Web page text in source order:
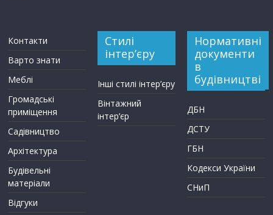
Контакти
Варто знати
Меблі
Громадські
приміщення
Садівництво
Архітектура
Будівельні
матеріали
Відгуки
Стилі
інтер’єру
Інші стилі інтер’єру
Вінтажний
інтер’єр
Нормативні
документи
в
будівництві
ДБН
ДСТУ
ГБН
Кодекси України
СНиП